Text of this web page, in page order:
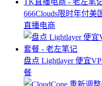
666Clouds限时年付美
直播电商
盘点 Lightlayer 便宜
餐